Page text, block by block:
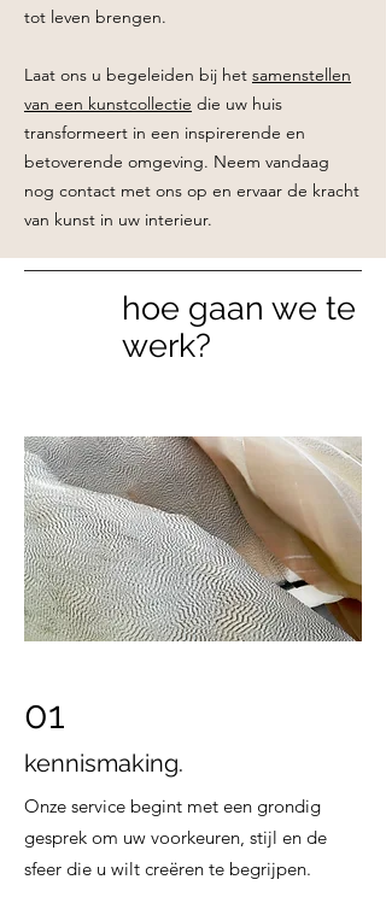
tot leven brengen.
Laat ons u begeleiden bij het samenstellen
van een kunstcollectie die uw huis
transformeert in een inspirerende en
betoverende omgeving. Neem vandaag
nog contact met ons op en ervaar de kracht
van kunst in uw interieur.
hoe gaan we te
werk?
01
kennismaking.
Onze service begint met een grondig
gesprek om uw voorkeuren, stijl en de
sfeer die u wilt creëren te begrijpen.